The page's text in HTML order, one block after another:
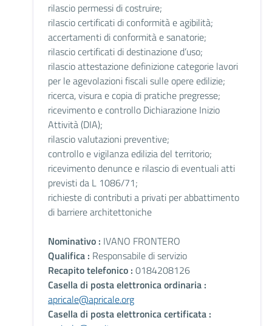
rilascio permessi di costruire;
rilascio certificati di conformità e agibilità;
accertamenti di conformità e sanatorie;
rilascio certificati di destinazione d’uso;
rilascio attestazione definizione categorie lavori
per le agevolazioni fiscali sulle opere edilizie;
ricerca, visura e copia di pratiche pregresse;
ricevimento e controllo Dichiarazione Inizio
Attività (DIA);
rilascio valutazioni preventive;
controllo e vigilanza edilizia del territorio;
ricevimento denunce e rilascio di eventuali atti
previsti da L 1086/71;
richieste di contributi a privati per abbattimento
di barriere architettoniche
Nominativo : IVANO FRONTERO
Qualifica : Responsabile di servizio
Recapito telefonico : 0184208126
Casella di posta elettronica ordinaria :
apricale@apricale.org
Casella di posta elettronica certificata :